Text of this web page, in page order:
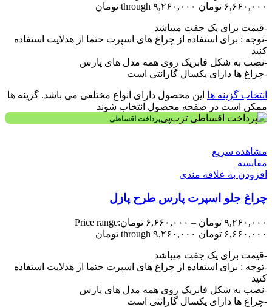
۶,۶۶۰,۰۰۰ تومان through ۹,۲۶۰,۰۰۰ تومان
-قیمت برای یک جفت میباشد
-توجه : برای استفاده از چراغ های اسپرت حتما از هدلایت استفاده
کنید
-نصب به شکل فابریک روی همه مدل های پارس
-چراغ ها دارای یکسال گارانتی است
انتخاب گزینه ها این محصول دارای انواع مختلفی می باشد. گزینه ها
ممکن است در صفحه محصول انتخاب شوند
پرداخت اقساطی
مشاهده سریع
مقایسه
افزودن به علاقه مندی
چراغ جلو اسپرت پارس طرح پازل
۹,۲۶۰,۰۰۰ تومان – ۶,۶۶۰,۰۰۰ تومانPrice range:
۶,۶۶۰,۰۰۰ تومان through ۹,۲۶۰,۰۰۰ تومان
-قیمت برای یک جفت میباشد
-توجه : برای استفاده از چراغ های اسپرت حتما از هدلایت استفاده
کنید
-نصب به شکل فابریک روی همه مدل های پارس
-چراغ ها دارای یکسال گارانتی است